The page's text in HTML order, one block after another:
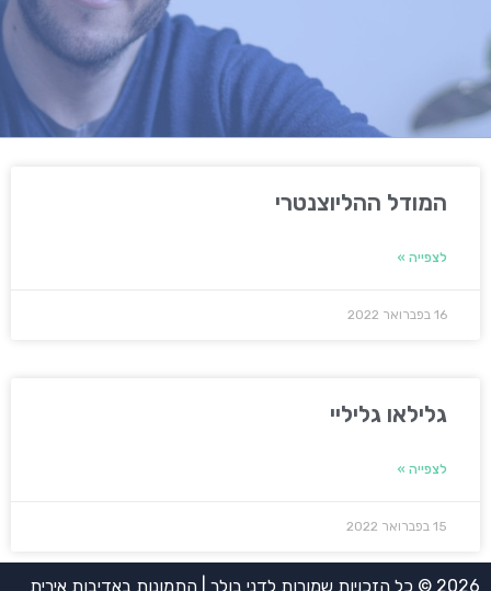
המודל ההליוצנטרי
לצפייה »
16 בפברואר 2022
גלילאו גליליי
לצפייה »
15 בפברואר 2022
2026 © כל הזכויות שמורות לדני בולר | התמונות באדיבות אירית